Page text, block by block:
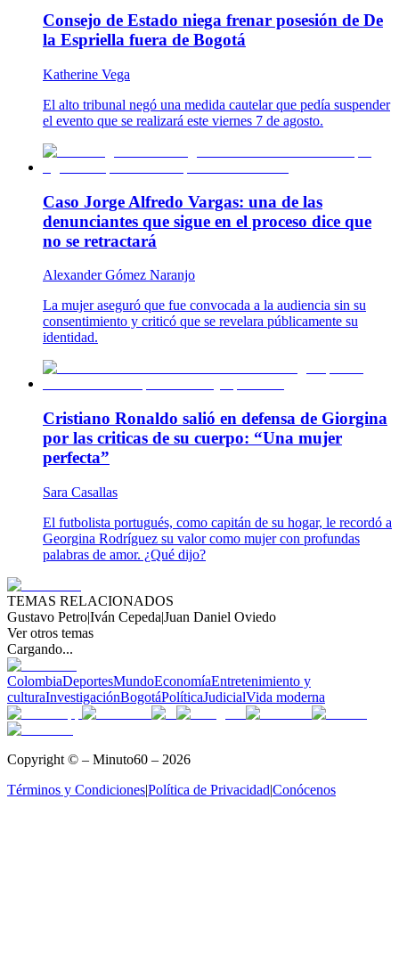
Consejo de Estado niega frenar posesión de De
la Espriella fuera de Bogotá
Katherine Vega
El alto tribunal negó una medida cautelar que pedía suspender
el evento que se realizará este viernes 7 de agosto.
Caso Jorge Alfredo Vargas: una de las
denunciantes que sigue en el proceso dice que
no se retractará
Alexander Gómez Naranjo
La mujer aseguró que fue convocada a la audiencia sin su
consentimiento y criticó que se revelara públicamente su
identidad.
Cristiano Ronaldo salió en defensa de Giorgina
por las criticas de su cuerpo: “Una mujer
perfecta”
Sara Casallas
El futbolista portugués, como capitán de su hogar, le recordó a
Georgina Rodríguez su valor como mujer con profundas
palabras de amor. ¿Qué dijo?
TEMAS RELACIONADOS
Gustavo Petro|Iván Cepeda|Juan Daniel Oviedo
Ver otros temas
Cargando...
ColombiaDeportesMundoEconomíaEntretenimiento y
culturaInvestigaciónBogotáPolíticaJudicialVida moderna
Copyright © – Minuto60 – 2026
Términos y Condiciones|Política de Privacidad|Conócenos